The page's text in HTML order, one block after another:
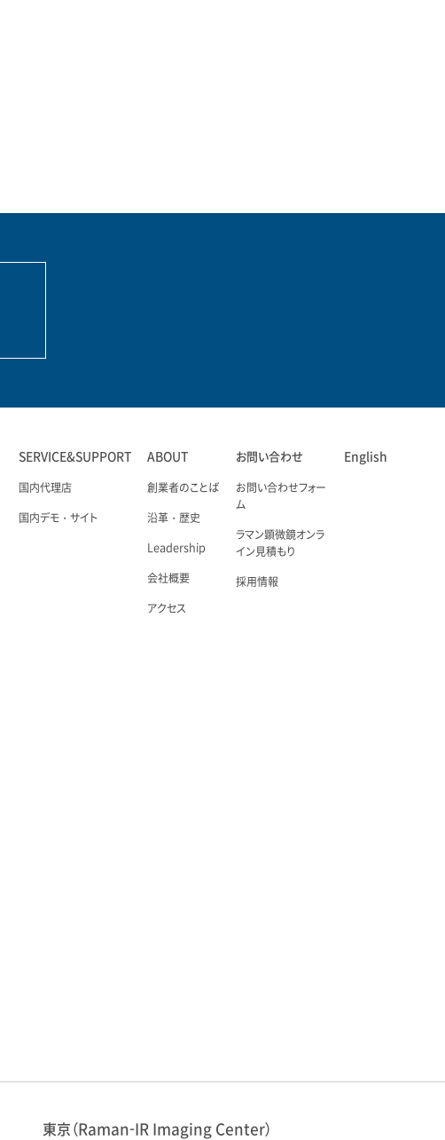
SERVICE&SUPPORT
国内代理店
国内デモ・サイト
ABOUT
創業者のことば
沿革・歴史
Leadership
会社概要
アクセス
お問い合わせ
お問い合わせフォー
ム
ラマン顕微鏡オンラ
イン見積もり
採用情報
English
東京（Raman-IR Imaging Center）